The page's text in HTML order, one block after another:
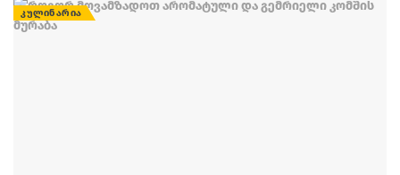
ᲙᲣᲚᲘᲜᲐᲠᲘᲐ